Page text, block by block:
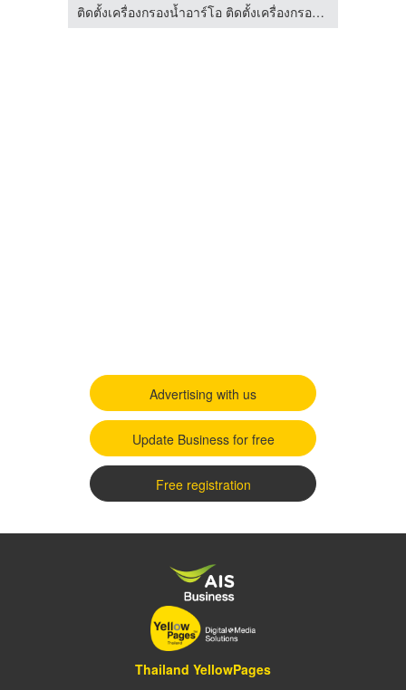
ติดตั้งเครื่องกรองน้ำอาร์โอ ติดตั้งเครื่องกรองน้ำดื่มมีนบุรี วินวอเตอร์
Advertising with us
Update Business for free
Free registration
Thailand YellowPages